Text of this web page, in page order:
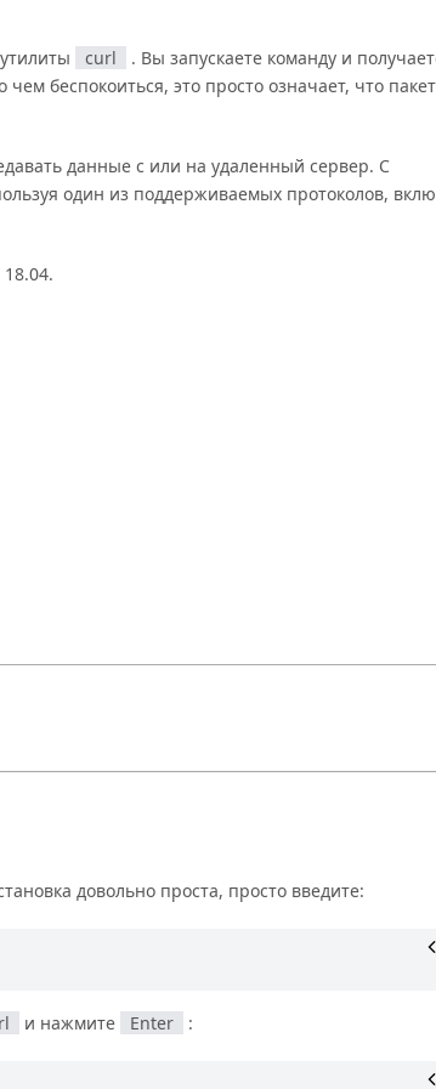
curl
. Вы запускаете команду и
чем беспокоиться, это просто означает, что пакет
данные с или на удаленный сервер. С
один из поддерживаемых протоколов,
довольно проста, просто введите:
и нажмите Enter :